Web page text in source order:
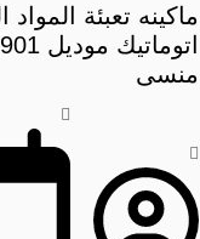
ماكينه تعبئة
منسى